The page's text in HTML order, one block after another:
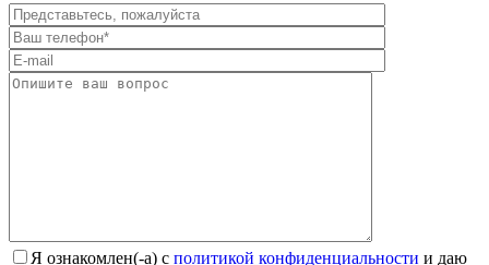
Я ознакомлен(-а) с политикой конфиденциальности и даю